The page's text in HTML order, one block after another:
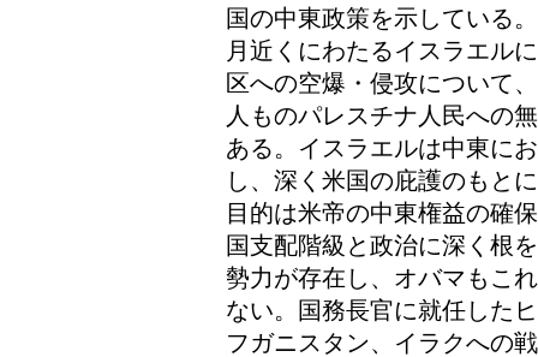
国の中東政策を示している
月近くにわたるイスラエル
区への空爆・侵攻について
人ものパレスチナ人民への
ある。イスラエルは中東に
し、深く米国の庇護のもと
目的は米帝の中東権益の確
国支配階級と政治に深く根
勢力が存在し、オバマもこ
ない。国務長官に就任した
フガニスタン、イラクへの